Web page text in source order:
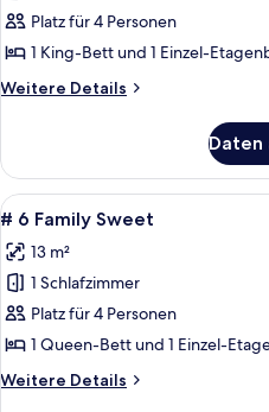
5
Family
Sweet
anzeigen
Platz für 4 Personen
1 King-Bett und 1 Einzel-
Weitere Details
Weitere
5
Family
Sweet
Daten
Alle
Fotos
für
#
6
Family
Sweet
anzeigen
8
# 6 Family Sweet
13 m²
1 Schlafzimmer
Platz für 4 Personen
1 Queen-Bett und 1 Einzel-
Weitere Details
Weitere